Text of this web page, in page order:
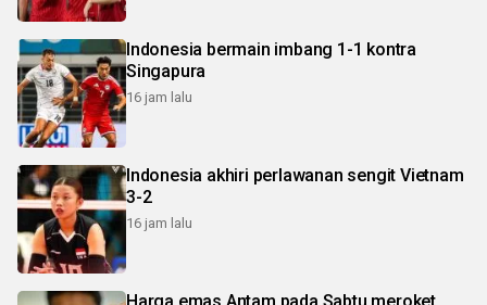
Indonesia bermain imbang 1-1 kontra
Singapura
16 jam lalu
Indonesia akhiri perlawanan sengit Vietnam
3-2
16 jam lalu